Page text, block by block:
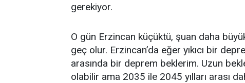
gerekiyor.
O gün Erzincan küçüktü, şuan daha
geç olur. Erzincan’da eğer yıkıcı bir
arasında bir deprem beklerim. Uzun
olabilir ama 2035 ile 2045 yılları arası